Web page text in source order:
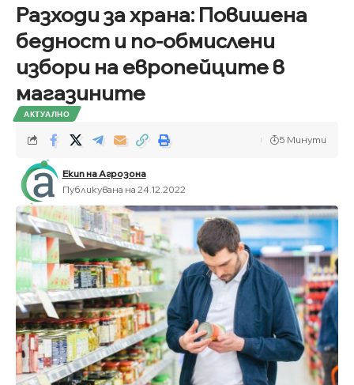
Разходи за храна: Повишена
бедност и по-обмислени
избори на европейците в
магазините
АКТУАЛНО
Екип на Агрозона
Публикувана на 24.12.2022
5 Минути